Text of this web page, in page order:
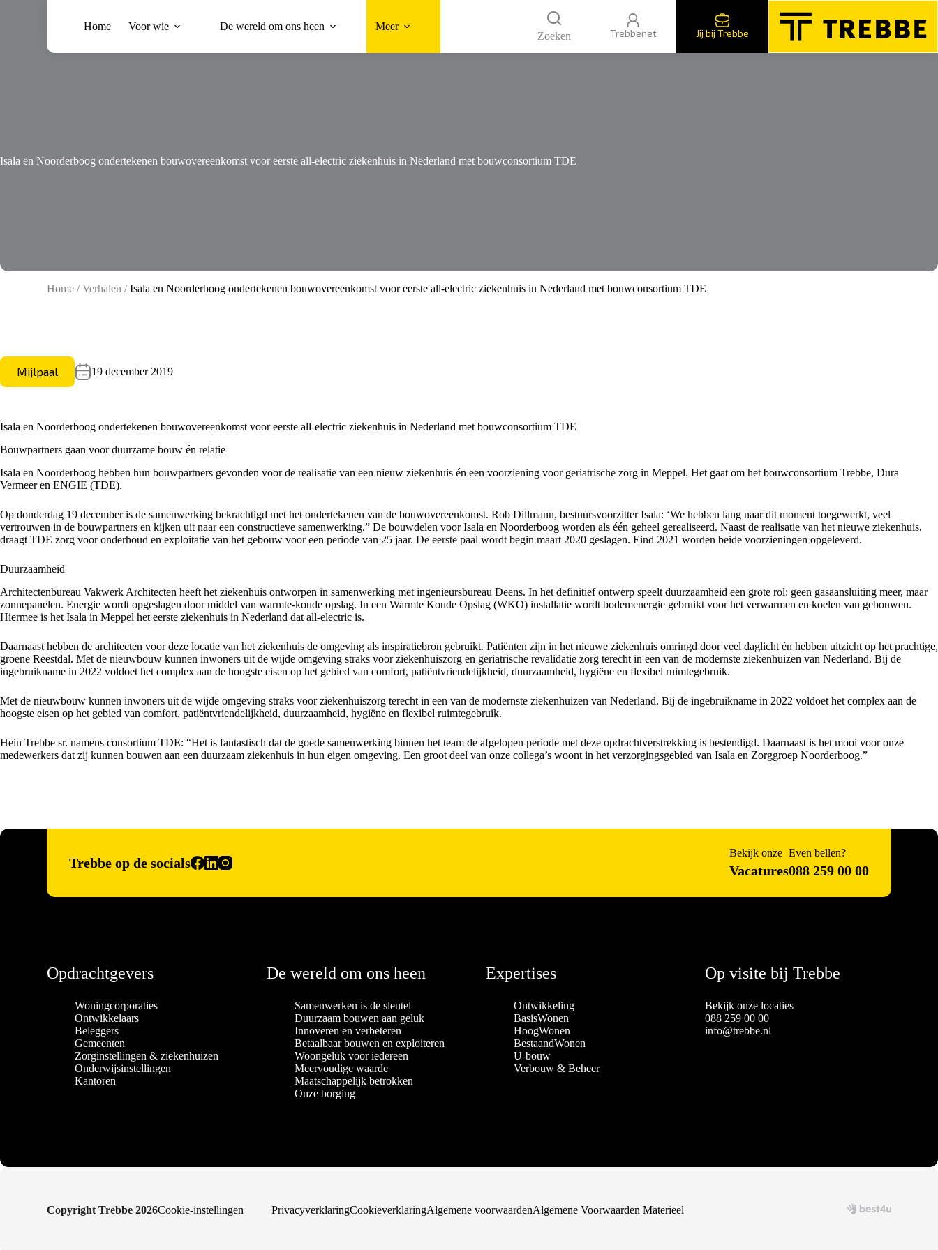
Home Voor wie De wereld om ons heen
Meer
Zoeken
Trebbenet Jij bij Trebbe
Isala en Noorderboog ondertekenen bouwovereenkomst voor eerste all-electric ziekenhuis in Nederland met bouwconsortium TDE
Home /Verhalen /Isala en Noorderboog ondertekenen bouwovereenkomst voor eerste all-electric ziekenhuis in Nederland met bouwconsortium TDE
Mijlpaal 19 december 2019
Isala en Noorderboog ondertekenen bouwovereenkomst voor eerste all-electric ziekenhuis in Nederland met bouwconsortium TDE
Bouwpartners gaan voor duurzame bouw én relatie
Isala en Noorderboog hebben hun bouwpartners gevonden voor de realisatie van een nieuw ziekenhuis én een voorziening voor geriatrische zorg in Meppel. Het gaat om het bouwconsortium Trebbe, Dura
Vermeer en ENGIE (TDE).
Op donderdag 19 december is de samenwerking bekrachtigd met het ondertekenen van de bouwovereenkomst. Rob Dillmann, bestuursvoorzitter Isala: ‘We hebben lang naar dit moment toegewerkt, veel
vertrouwen in de bouwpartners en kijken uit naar een constructieve samenwerking.” De bouwdelen voor Isala en Noorderboog worden als één geheel gerealiseerd. Naast de realisatie van het nieuwe ziekenhuis,
draagt TDE zorg voor onderhoud en exploitatie van het gebouw voor een periode van 25 jaar. De eerste paal wordt begin maart 2020 geslagen. Eind 2021 worden beide voorzieningen opgeleverd.
Duurzaamheid
Architectenbureau Vakwerk Architecten heeft het ziekenhuis ontworpen in samenwerking met ingenieursbureau Deens. In het definitief ontwerp speelt duurzaamheid een grote rol: geen gasaansluiting meer, maar
zonnepanelen. Energie wordt opgeslagen door middel van warmte-koude opslag. In een Warmte Koude Opslag (WKO) installatie wordt bodemenergie gebruikt voor het verwarmen en koelen van gebouwen.
Hiermee is het Isala in Meppel het eerste ziekenhuis in Nederland dat all-electric is.
Daarnaast hebben de architecten voor deze locatie van het ziekenhuis de omgeving als inspiratiebron gebruikt. Patiënten zijn in het nieuwe ziekenhuis omringd door veel daglicht én hebben uitzicht op het prachtige,
groene Reestdal. Met de nieuwbouw kunnen inwoners uit de wijde omgeving straks voor ziekenhuiszorg en geriatrische revalidatie zorg terecht in een van de modernste ziekenhuizen van Nederland. Bij de
ingebruikname in 2022 voldoet het complex aan de hoogste eisen op het gebied van comfort, patiëntvriendelijkheid, duurzaamheid, hygiëne en flexibel ruimtegebruik.
Met de nieuwbouw kunnen inwoners uit de wijde omgeving straks voor ziekenhuiszorg terecht in een van de modernste ziekenhuizen van Nederland. Bij de ingebruikname in 2022 voldoet het complex aan de
hoogste eisen op het gebied van comfort, patiëntvriendelijkheid, duurzaamheid, hygiëne en flexibel ruimtegebruik.
Hein Trebbe sr. namens consortium TDE: “Het is fantastisch dat de goede samenwerking binnen het team de afgelopen periode met deze opdrachtverstrekking is bestendigd. Daarnaast is het mooi voor onze
medewerkers dat zij kunnen bouwen aan een duurzaam ziekenhuis in hun eigen omgeving. Een groot deel van onze collega’s woont in het verzorgingsgebied van Isala en Zorggroep Noorderboog.”
Trebbe op de socials
Bekijk onze
Vacatures
Even bellen?
088 259 00 00
Opdrachtgevers
Woningcorporaties
Ontwikkelaars
Beleggers
Gemeenten
Zorginstellingen & ziekenhuizen
Onderwijsinstellingen
Kantoren
De wereld om ons heen
Samenwerken is de sleutel
Duurzaam bouwen aan geluk
Innoveren en verbeteren
Betaalbaar bouwen en exploiteren
Woongeluk voor iedereen
Meervoudige waarde
Maatschappelijk betrokken
Onze borging
Expertises
Ontwikkeling
BasisWonen
HoogWonen
BestaandWonen
U-bouw
Verbouw & Beheer
Op visite bij Trebbe
Bekijk onze locaties
088 259 00 00
info@trebbe.nl
Copyright Trebbe 2026Cookie-instellingen PrivacyverklaringCookieverklaringAlgemene voorwaardenAlgemene Voorwaarden Materieel